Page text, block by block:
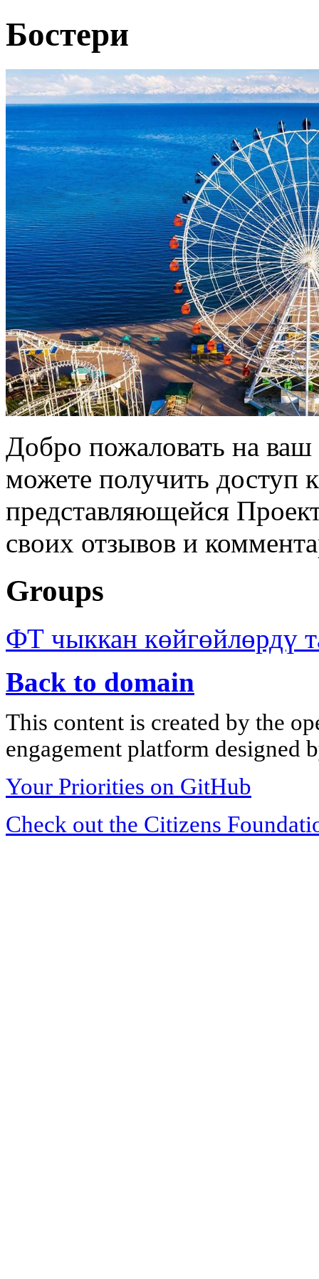
Бостери
Добро пожаловать на
можете получить доступ
представляющейся
своих отзывов и
Groups
ФТ чыккан көйгөйлөрдү
Back to domain
This content is created by the
engagement platform designed
Your Priorities on GitHub
Check out the Citizens